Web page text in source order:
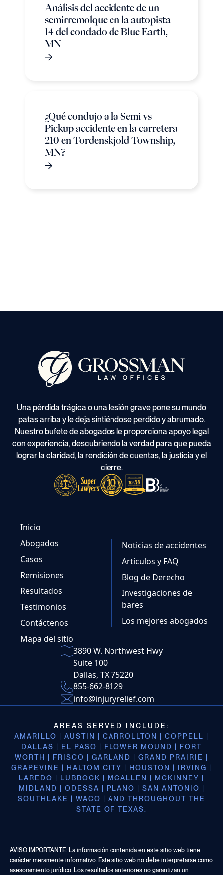
Análisis del accidente de un
semirremolque en la autopista
14 del condado de Blue Earth,
MN
¿Qué condujo a la Semi vs
Pickup accidente en la carretera
210 en Tordenskjold Township,
MN?
Una pérdida trágica o una lesión grave pone su mundo
patas arriba y le deja sintiéndose perdido y abrumado.
Nuestro bufete de abogados le proporciona apoyo legal
con experiencia, descubriendo la verdad para que pueda
lograr la claridad, la rendición de cuentas, la justicia y el
cierre.
Inicio
Abogados
Casos
Remisiones
Resultados
Testimonios
Contáctenos
Mapa del sitio
Noticias de accidentes
Artículos y FAQ
Blog de Derecho
Investigaciones de
bares
Los mejores abogados
3890 W. Northwest Hwy
Suite 100
Dallas, TX 75220
855-662-8129
info@injuryrelief.com
AREAS SERVED INCLUDE:
AMARILLO | AUSTIN | CARROLLTON | COPPELL |
DALLAS | EL PASO | FLOWER MOUND | FORT
WORTH | FRISCO | GARLAND | GRAND PRAIRIE |
GRAPEVINE | HALTOM CITY | HOUSTON | IRVING |
LAREDO | LUBBOCK | MCALLEN | MCKINNEY |
MIDLAND | ODESSA | PLANO | SAN ANTONIO |
SOUTHLAKE | WACO | AND THROUGHOUT THE
STATE OF TEXAS.
AVISO IMPORTANTE: La información contenida en este sitio web tiene
carácter meramente informativo. Este sitio web no debe interpretarse como
asesoramiento jurídico. Los resultados anteriores no garantizan un